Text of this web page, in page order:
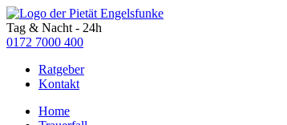
Tag & Nacht - 24h
0172 7000 400
Ratgeber
Kontakt
Home